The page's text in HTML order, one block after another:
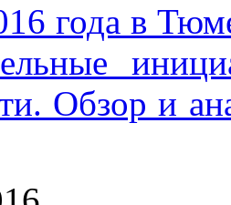
года в
Обзор и